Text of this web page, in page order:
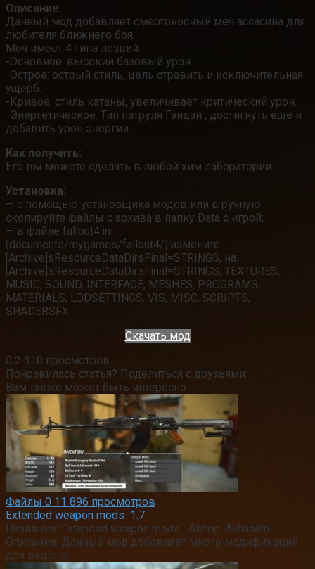
Описание:
Данный мод добавляет смертоносный меч ассасина для
любителя ближнего боя.
Меч имеет 4 типа лезвий:
-Основное: высокий базовый урон.
-Острое: острый стиль, цель стравить и исключительная
ущерб.
-Кривое: стиль катаны, увеличивает критический урон.
-Энергетическое: Тип патруля Гэндзи , достигнуть еще и
добавить урон энергии.
Как получить:
Его вы можете сделать в любой хим лаборатории.
Установка:
— с помощью установщика модов или в ручную
скопируйте файлы с архива в папку Data с игрой;
— в файле fallout4.ini
(documents/mygames/fallout4/):измените
[Archive]sResourceDataDirsFinal=STRINGS, на:
[Archive]sResourceDataDirsFinal=STRINGS, TEXTURES,
MUSIC, SOUND, INTERFACE, MESHES, PROGRAMS,
MATERIALS, LODSETTINGS, VIS, MISC, SCRIPTS,
SHADERSFX
Скачать мод
0 2 310 просмотров
Понравилась статья? Поделиться с друзьями:
Вам также может быть интересно
Файлы 0 11 896 просмотров
Extended weapon mods 1.7
Название: Extended weapon mods Автор: Akhanami
Описание: Данный мод добавляет много модификаций
для вашего